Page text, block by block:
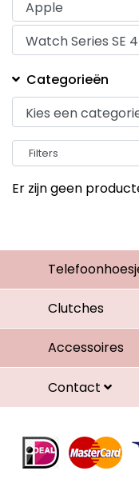
Categorieën
Filters
Er zijn geen
Clutches
Accessoires
Contact